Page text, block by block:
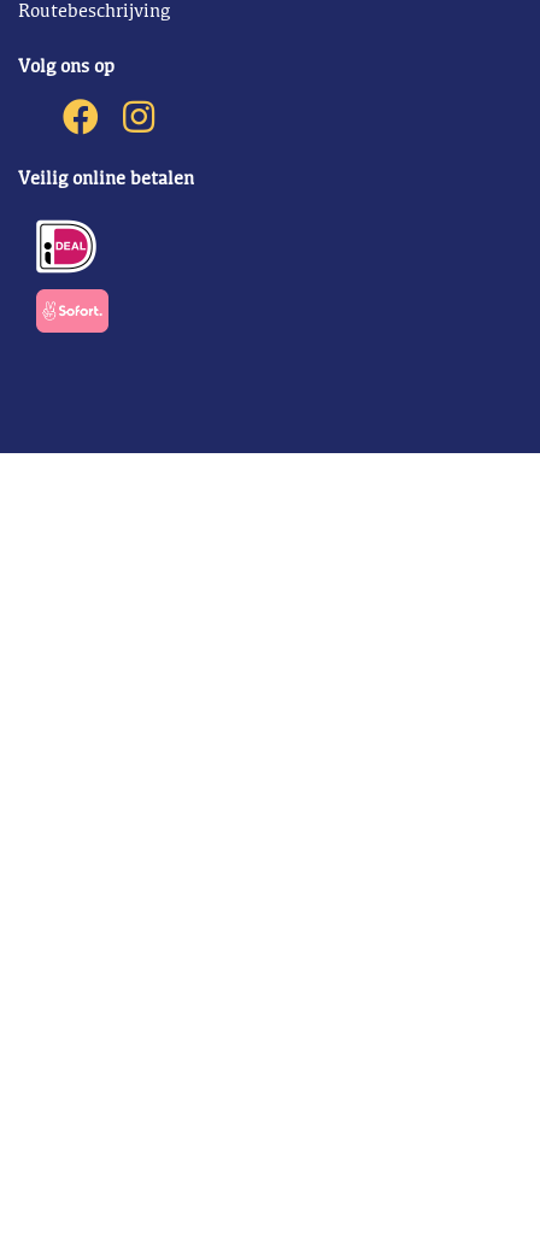
Routebeschrijving
Volg ons op
Veilig online betalen